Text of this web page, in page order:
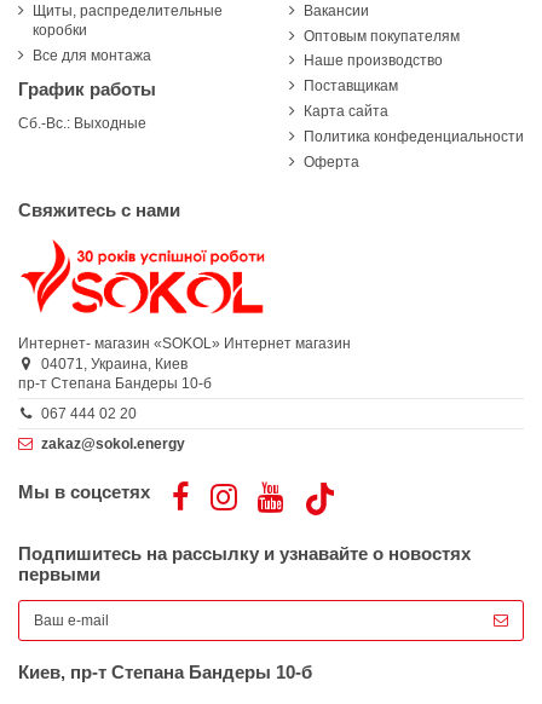
Щиты, распределительные
коробки
Все для монтажа
График работы
Сб.-Вс.: Выходные
Вакансии
Оптовым покупателям
Наше производство
Поставщикам
Карта сайта
Политика конфеденциальности
Оферта
Свяжитесь с нами
Интернет- магазин «SOKOL» Интернет магазин
04071, Украина, Киев
пр-т Степана Бандеры 10-б
067 444 02 20
zakaz@sokol.energy
Мы в соцсетях
Подпишитесь на рассылку и узнавайте о новостях
первыми
Киев, пр-т Степана Бандеры 10-б